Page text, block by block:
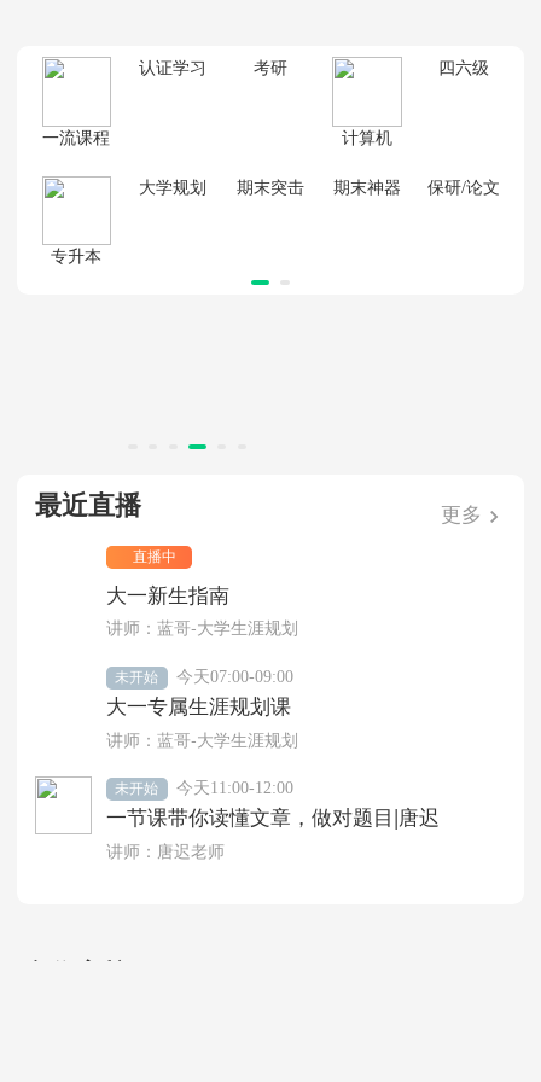
一流课程
认证学习 考研
计算机
四六级
专升本
大学规划 期末突击 期末神器 保研/论文
最近直播
直播中
大一新生指南
讲师：蓝哥-大学生涯规划
未开始 今天07:00-09:00
大一专属生涯规划课
讲师：蓝哥-大学生涯规划
未开始 今天11:00-12:00
一节课带你读懂文章，做对题目|唐迟
讲师： 唐迟老师
更多
合作高校